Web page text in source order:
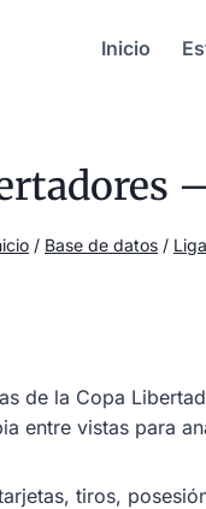
Inicio
/ Base de datos /
de la Copa
entre vistas para
tiros,